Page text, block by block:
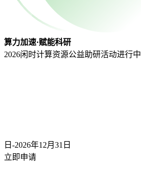
算力加速·赋能科研
2026闲时计算资源公益助研活动进行中
日-2026年12月31 日
立即申请